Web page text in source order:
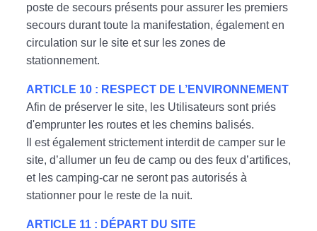
poste de secours présents pour assurer les premiers
secours durant toute la manifestation, également en
circulation sur le site et sur les zones de
stationnement.
ARTICLE 10 : RESPECT DE L’ENVIRONNEMENT
Afin de préserver le site, les Utilisateurs sont priés
d'emprunter les routes et les chemins balisés.
Il est également strictement interdit de camper sur le
site, d’allumer un feu de camp ou des feux d’artifices,
et les camping-car ne seront pas autorisés à
stationner pour le reste de la nuit.
ARTICLE 11 : DÉPART DU SITE